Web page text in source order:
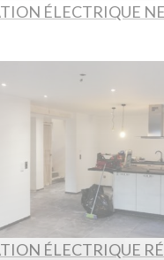
ÉLECTRIQUE
ÉLECTRIQUE